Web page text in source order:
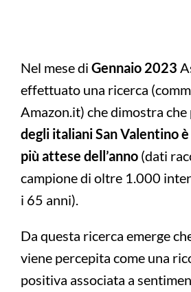
Nel mese di Gennaio 2023
effettuato una ricerca
Amazon.it) che dimostra che
degli italiani San Valentino
più attese dell’anno(dati
campione di oltre 1.000
i 65 anni).
Da questa ricerca emerge
viene percepita come una
positiva associata a